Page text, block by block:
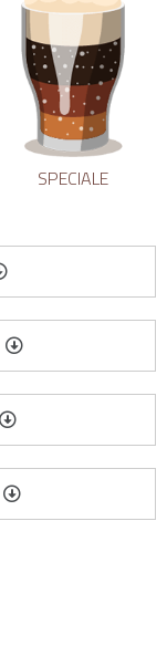
SPECIALE